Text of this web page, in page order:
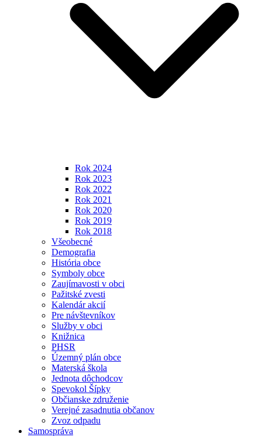
Rok 2024
Rok 2023
Rok 2022
Rok 2021
Rok 2020
Rok 2019
Rok 2018
Všeobecné
Demografia
História obce
Symboly obce
Zaujímavosti v obci
Pažitské zvesti
Kalendár akcií
Pre návštevníkov
Služby v obci
Knižnica
PHSR
Územný plán obce
Materská škola
Jednota dôchodcov
Spevokol Šípky
Občianske združenie
Verejné zasadnutia občanov
Zvoz odpadu
Samospráva